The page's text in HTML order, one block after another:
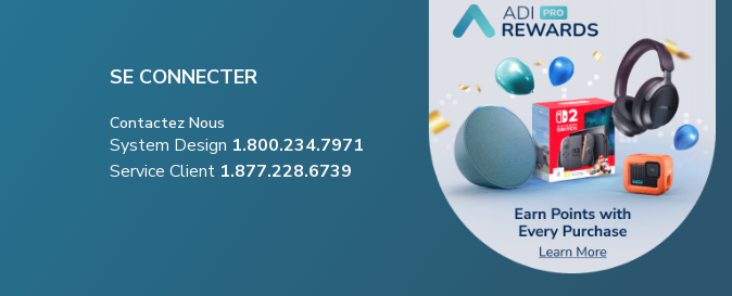
SE CONNECTER
Contactez Nous
System Design 1.800.234.7971
Service Client 1.877.228.6739